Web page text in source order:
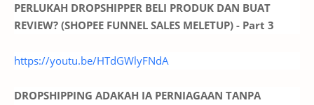
PERLUKAH DROPSHIPPER BELI PRODUK DAN BUAT
REVIEW? (SHOPEE FUNNEL SALES MELETUP) - Part 3
https://youtu.be/HTdGWlyFNdA
DROPSHIPPING ADAKAH IA PERNIAGAAN TANPA